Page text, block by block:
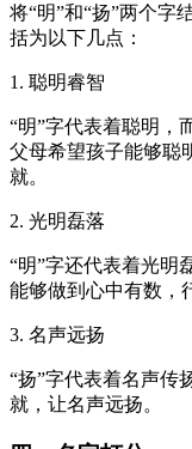
将“明”和“扬”两个字
括为以下几点：
1. 聪明睿智
“明”字代表着聪明，
父母希望孩子能够聪
就。
2. 光明磊落
“明”字还代表着光明
能够做到心中有数，
3. 名声远扬
“扬”字代表着名声传
就，让名声远扬。